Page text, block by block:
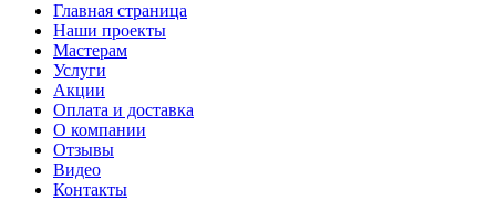
Главная страница
Наши проекты
Мастерам
Услуги
Акции
Оплата и доставка
О компании
Отзывы
Видео
Контакты